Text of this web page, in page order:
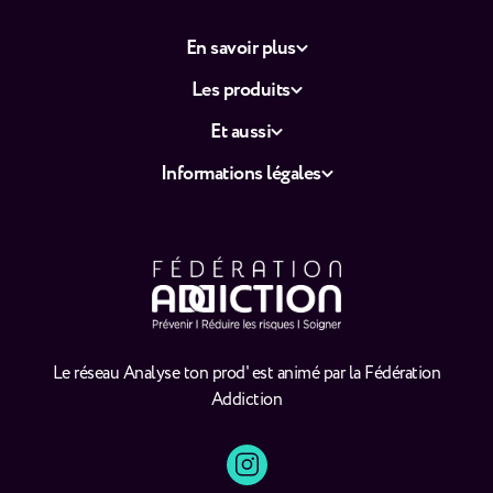
Le réseau Analyse ton prod' est animé par la Fédération
Addiction
En savoir plus
Les produits
Et aussi
Informations légales